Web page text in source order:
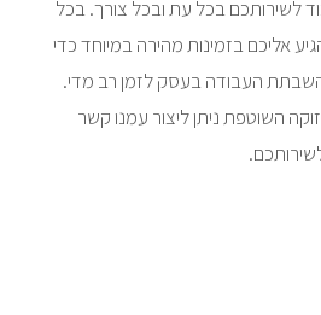
לשירותכם בכל עת ובכל צורך. בכל
אליכם בזמינות מהירה במיוחד כדי
העבודה בעסק לזמן רב מדי.
השוטפת ניתן ליצור עמנו קשר